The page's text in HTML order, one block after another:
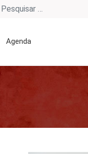
Agenda